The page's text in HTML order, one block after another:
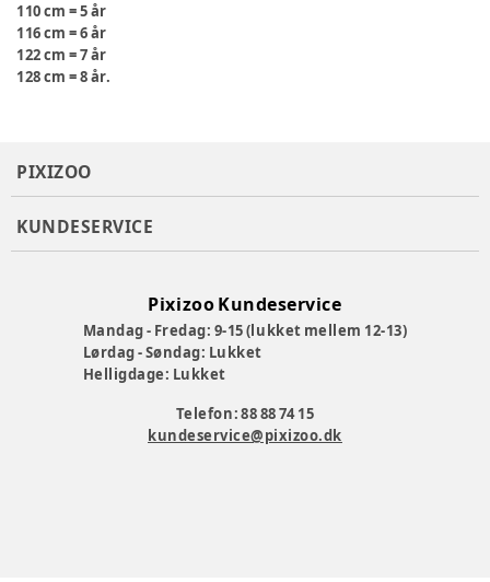
110 cm = 5 år
116 cm = 6 år
122 cm = 7 år
128 cm = 8 år.
PIXIZOO
KUNDESERVICE
Pixizoo Kundeservice
Mandag - Fredag: 9-15 (lukket mellem 12-13)
Lørdag - Søndag: Lukket
Helligdage: Lukket
Telefon: 88 88 74 15
kundeservice@pixizoo.dk